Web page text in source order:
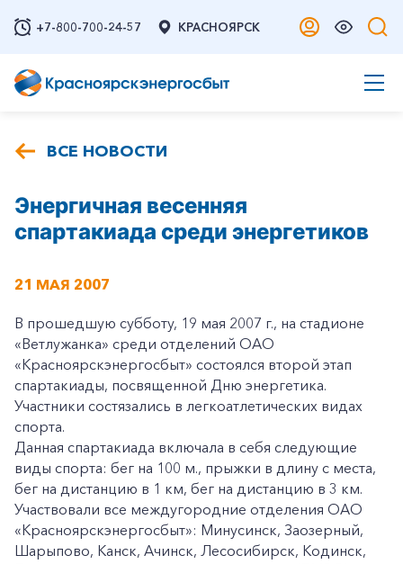
+7-800-700-24-57 КРАСНОЯРСК
ВСЕ НОВОСТИ
Энергичная весенняя
спартакиада среди энергетиков
21 МАЯ 2007
В прошедшую субботу, 19 мая 2007 г., на стадионе
«Ветлужанка» среди отделений ОАО
«Красноярскэнергосбыт» состоялся второй этап
спартакиады, посвященной Дню энергетика.
Участники состязались в легкоатлетических видах
спорта.
Данная спартакиада включала в себя следующие
виды спорта: бег на 100 м., прыжки в длину с места,
бег на дистанцию в 1 км, бег на дистанцию в 3 км.
Участвовали все междугородние отделения ОАО
«Красноярскэнергосбыт»: Минусинск, Заозерный,
Шарыпово, Канск, Ачинск, Лесосибирск, Кодинск,